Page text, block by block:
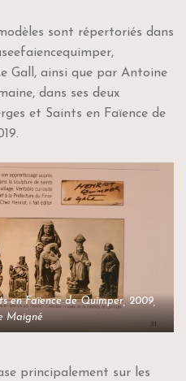
sont répertoriés dans
Gall, ainsi que par Antoine
dans ses deux
et Saints en Faïence de
en Faïence de Quimper, 2009,
Maigné
principalement sur les